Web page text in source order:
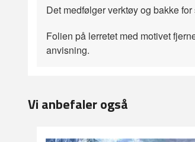
Det medfølger verktøy og bakke
Folien på lerretet med motivet
anvisning.
Vi anbefaler også